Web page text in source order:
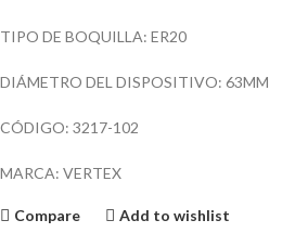
TIPO DE BOQUILLA: ER20
DIÁMETRO DEL DISPOSITIVO: 63MM
CÓDIGO: 3217-102
MARCA: VERTEX
Compare Add to wishlist